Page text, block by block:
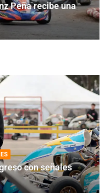
Peña recibe una
con señales